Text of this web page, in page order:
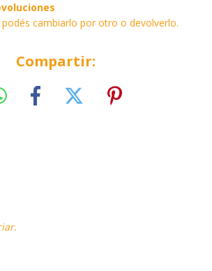
cambiarlo por otro o devolverlo.
Compartir: